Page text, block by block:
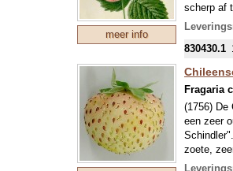
meer info
scherp af
De aparte
nog
Onze
nieuwe
mei
eventuele
830430.1
Fragaria
(1756) De
een zeer
zoete,
wordt